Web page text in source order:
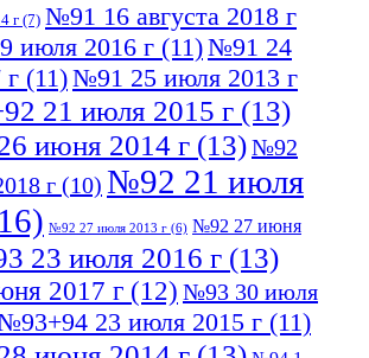
г (7) №91 16 августа 2018 г
июля 2016 г (11)№91 24
г (11)№91 25 июля 2013 г
21 июля 2015 г (13)
июня 2014 г (13)№92
г (10) №92 21 июля
№92 27 июля 2013 г (6) №92 27 июня
23 июля 2016 г (13)
2017 г (12) №93 30 июля
23 июля 2015 г (11)